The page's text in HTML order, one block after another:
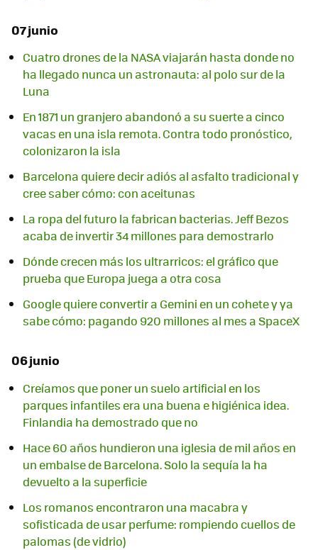
07 junio
Cuatro drones de la NASA viajarán hasta donde no
ha llegado nunca un astronauta: al polo sur de la
Luna
En 1871 un granjero abandonó a su suerte a cinco
vacas en una isla remota. Contra todo pronóstico,
colonizaron la isla
Barcelona quiere decir adiós al asfalto tradicional y
cree saber cómo: con aceitunas
La ropa del futuro la fabrican bacterias. Jeff Bezos
acaba de invertir 34 millones para demostrarlo
Dónde crecen más los ultrarricos: el gráfico que
prueba que Europa juega a otra cosa
Google quiere convertir a Gemini en un cohete y ya
sabe cómo: pagando 920 millones al mes a SpaceX
06 junio
Creíamos que poner un suelo artificial en los
parques infantiles era una buena e higiénica idea.
Finlandia ha demostrado que no
Hace 60 años hundieron una iglesia de mil años en
un embalse de Barcelona. Solo la sequía la ha
devuelto a la superficie
Los romanos encontraron una macabra y
sofisticada de usar perfume: rompiendo cuellos de
palomas (de vidrio)